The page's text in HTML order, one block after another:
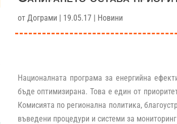
от Дограми | 19.05.17| Новини
Националната програма за енергийна
бъде оптимизирана. Това е един от
Комисията по регионална политика,
въведени процедури и системи за